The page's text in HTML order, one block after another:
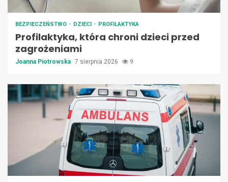
BEZPIECZEŃSTWO DZIECI PROFILAKTYKA
Profilaktyka, która chroni dzieci przed
zagrożeniami
Joanna Piotrowska 7 sierpnia 2026 9